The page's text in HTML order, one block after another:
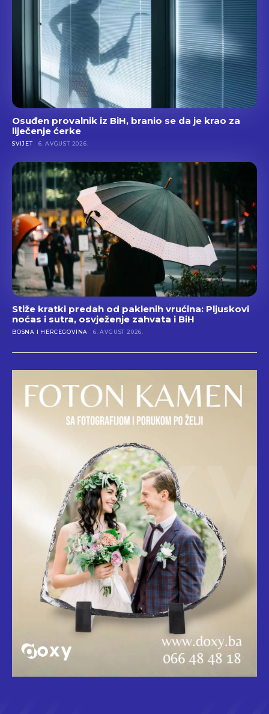
Osuđen provalnik iz BiH, branio se da je krao za
liječenje ćerke
SVIJET 6. AVGUST 2026.
Stiže kratki predah od paklenih vrućina: Pljuskovi
noćas i sutra, osvježenje zahvata i BiH
BOSNA I HERCEGOVINA 6. AVGUST 2026.